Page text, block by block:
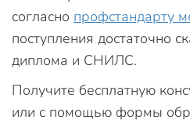
согласно профстандарту
поступления достаточно
диплома и СНИЛС.
Получите бесплатную
или с помощью формы